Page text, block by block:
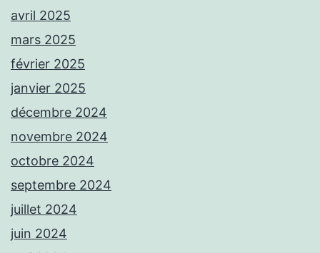
avril 2025
mars 2025
février 2025
janvier 2025
décembre 2024
novembre 2024
octobre 2024
septembre 2024
juillet 2024
juin 2024